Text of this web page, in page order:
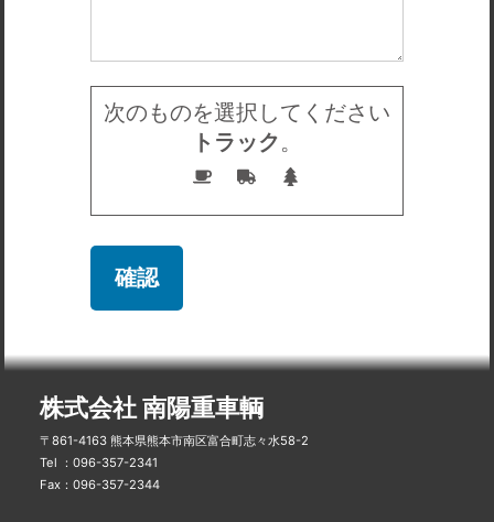
次のものを選択してください
トラック。
株式会社 南陽重車輌
〒861-4163 熊本県熊本市南区富合町志々水58-2
Tel ：096-357-2341
Fax：096-357-2344